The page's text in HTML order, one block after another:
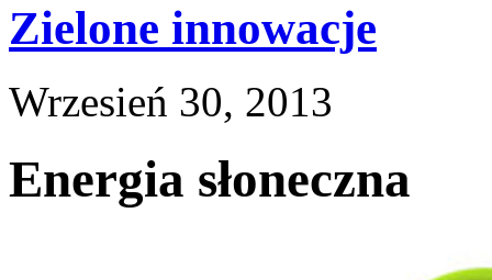
Zielone innowacje
Wrzesień 30, 2013
Energia słoneczna